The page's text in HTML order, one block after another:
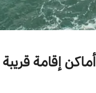
أماكن إقامة